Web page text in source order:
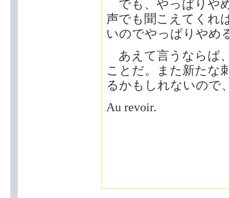
でも、やっぱりや
声でも聞こえてくれ
いのでやっぱりやめ
あえて言うならば
ことだ。また新たな
るかもしれないので
Au revoir.